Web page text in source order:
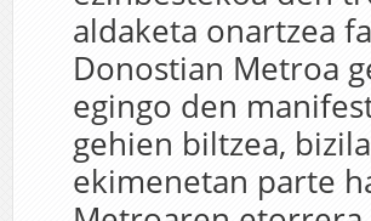
aldaketa onartzea
Donostian Metroa
egingo den
gehien biltzea,
ekimenetan parte